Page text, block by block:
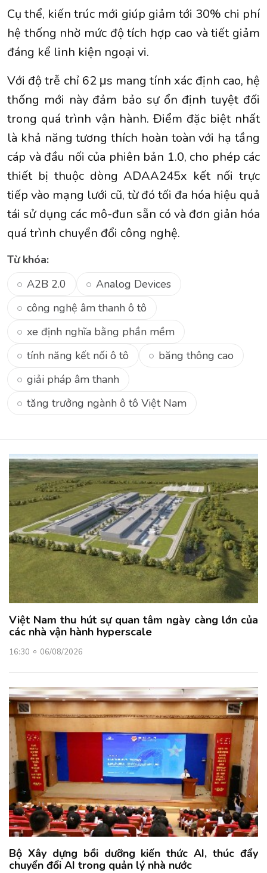
Cụ thể, kiến trúc mới giúp giảm tới 30% chi phí
hệ thống nhờ mức độ tích hợp cao và tiết giảm
đáng kể linh kiện ngoại vi.
Với độ trễ chỉ 62 μs mang tính xác định cao, hệ
thống mới này đảm bảo sự ổn định tuyệt đối
trong quá trình vận hành. Điểm đặc biệt nhất
là khả năng tương thích hoàn toàn với hạ tầng
cáp và đầu nối của phiên bản 1.0, cho phép các
thiết bị thuộc dòng ADAA245x kết nối trực
tiếp vào mạng lưới cũ, từ đó tối đa hóa hiệu quả
tái sử dụng các mô-đun sẵn có và đơn giản hóa
quá trình chuyển đổi công nghệ.
Từ khóa:
A2B 2.0
Analog Devices
công nghệ âm thanh ô tô
xe định nghĩa bằng phần mềm
tính năng kết nối ô tô
băng thông cao
giải pháp âm thanh
tăng trưởng ngành ô tô Việt Nam
Việt Nam thu hút sự quan tâm ngày càng lớn của
các nhà vận hành hyperscale
16:30 06/08/2026
Bộ Xây dựng bồi dưỡng kiến thức AI, thúc đẩy
chuyển đổi AI trong quản lý nhà nước